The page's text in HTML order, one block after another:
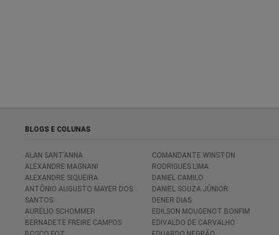
BLOGS E COLUNAS
ALAN SANT’ANNA
ALEXANDRE MAGNANI
ALEXANDRE SIQUEIRA
ANTÔNIO AUGUSTO MAYER DOS
SANTOS
AURÉLIO SCHOMMER
BERNADETE FREIRE CAMPOS
COMANDANTE WINSTON
RODRIGUES LIMA
DANIEL CAMILO
DANIEL SOUZA JÚNIOR
DENER DIAS
EDILSON MOUGENOT BONFIM
EDIVALDO DE CARVALHO